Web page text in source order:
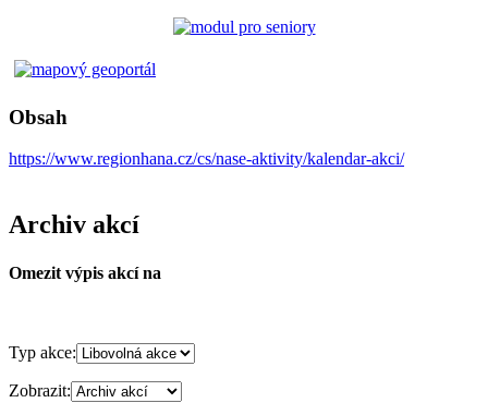
Obsah
https://www.regionhana.cz/cs/nase-aktivity/kalendar-akci/
Archiv akcí
Omezit výpis akcí na
Typ akce:
Zobrazit: